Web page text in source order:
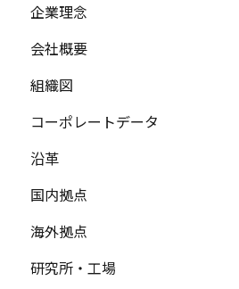
企業理念
会社概要
組織図
コーポレートデータ
沿革
国内拠点
海外拠点
研究所・工場